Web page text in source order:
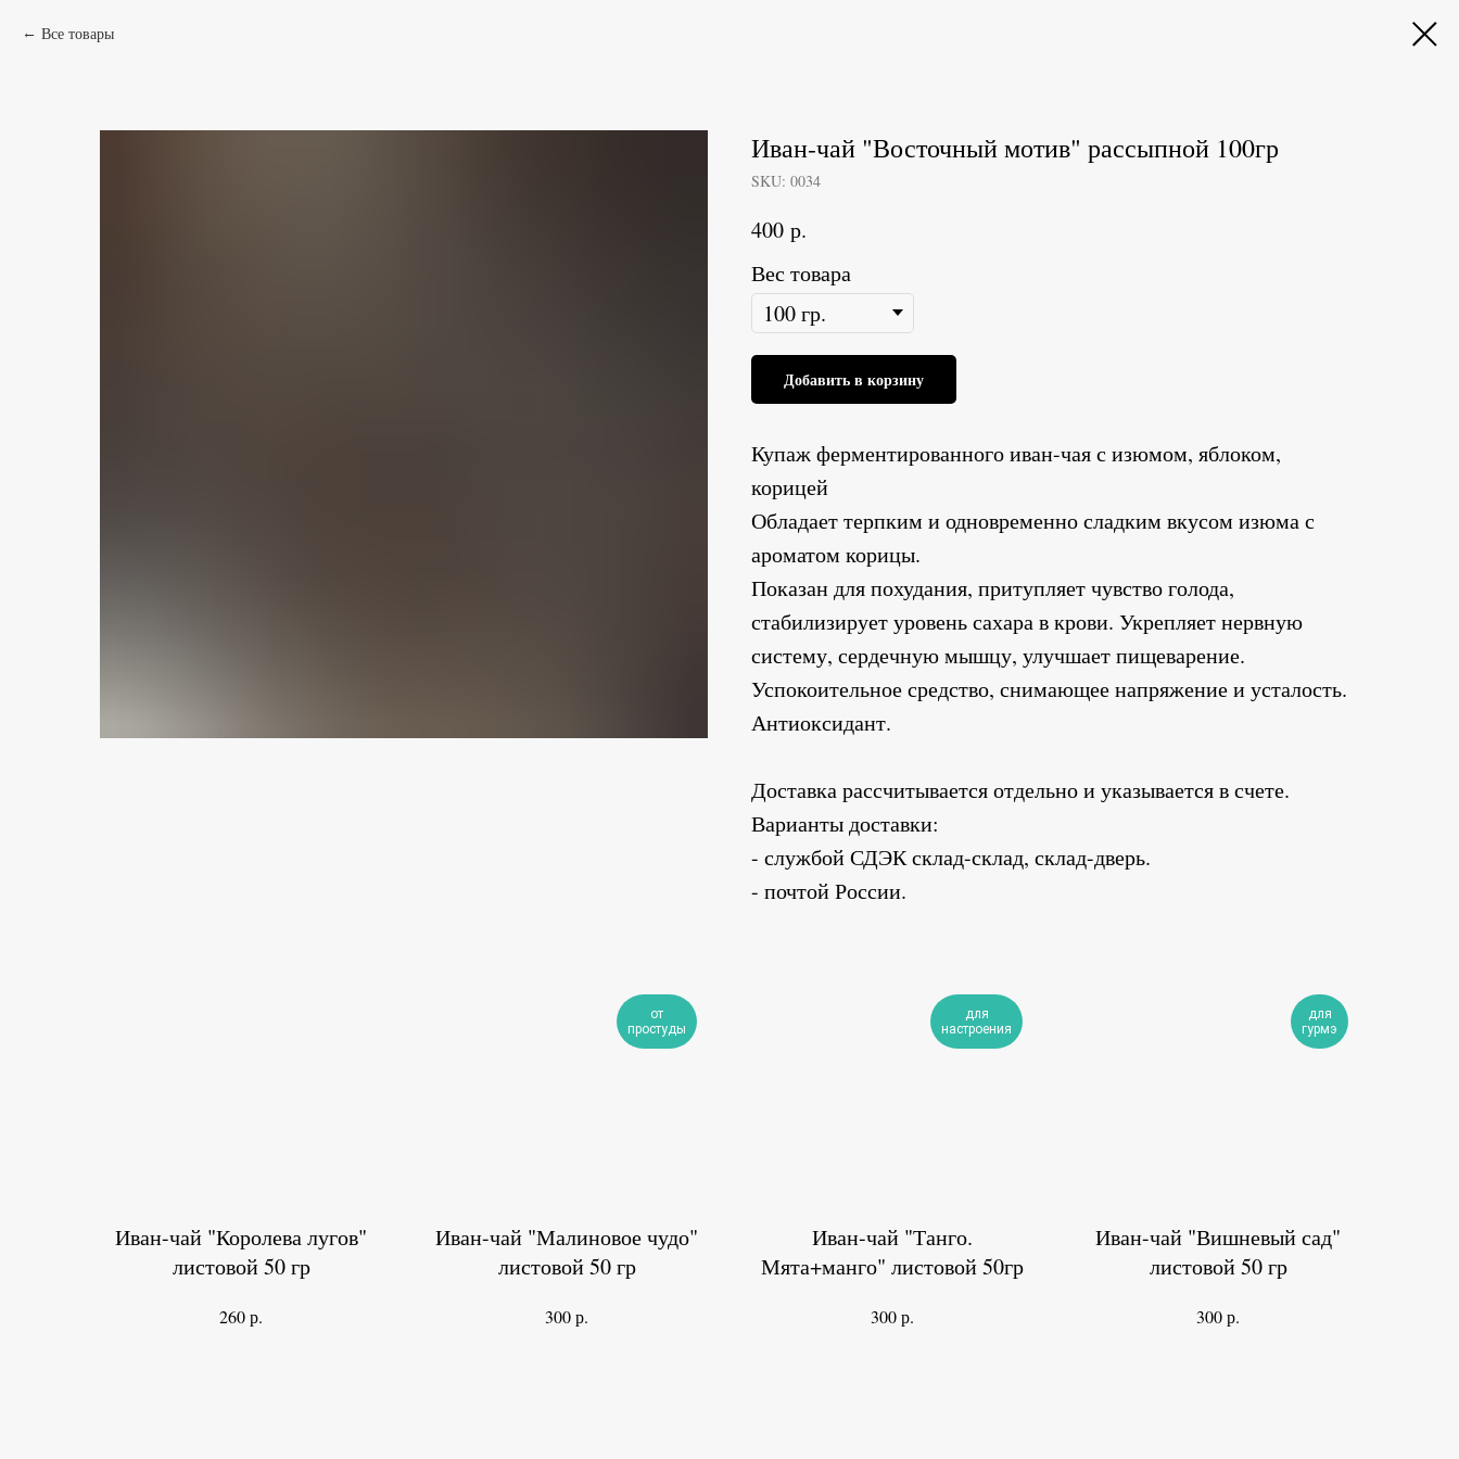
Все товары
Иван-чай "Восточный мотив" рассыпной 100гр
SKU: 0034
400 р.
Вес товара
Добавить в корзину
Купаж ферментированного иван-чая с изюмом, яблоком,
корицей
Обладает терпким и одновременно сладким вкусом изюма с
ароматом корицы.
Показан для похудания, притупляет чувство голода,
стабилизирует уровень сахара в крови. Укрепляет нервную
систему, сердечную мышцу, улучшает пищеварение.
Успокоительное средство, снимающее напряжение и усталость.
Антиоксидант.
Доставка рассчитывается отдельно и указывается в счете.
Варианты доставки:
- службой СДЭК склад-склад, склад-дверь.
- почтой России.
Иван-чай "Королева лугов"
листовой 50 гр
260р.
от
простуды
Иван-чай "Малиновое чудо"
листовой 50 гр
300р.
для
настроения
Иван-чай "Танго.
Мята+манго" листовой 50гр
300р.
для
гурмэ
Иван-чай "Вишневый сад"
листовой 50 гр
300р.